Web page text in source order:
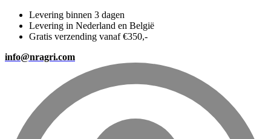
Levering binnen 3 dagen
Levering in Nederland en België
Gratis verzending vanaf €350,-
info@nragri.com